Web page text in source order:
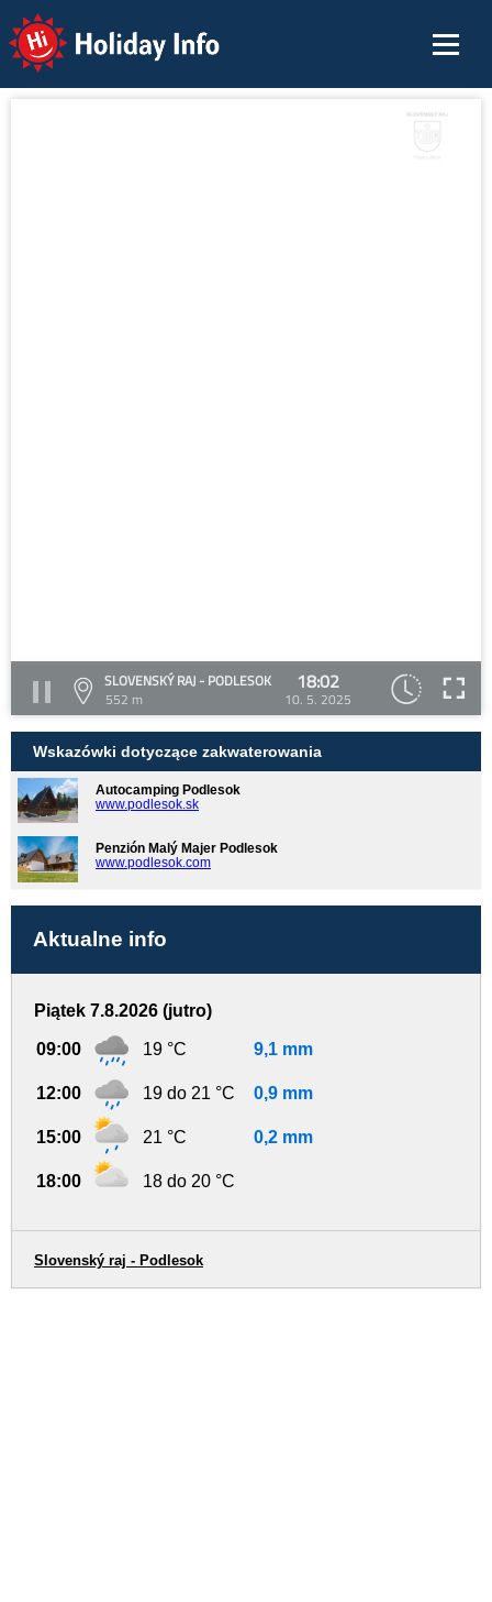
Holiday Info
SLOVENSKÝ RAJ - PODLESOK
552 m
18:02
10. 5. 2025
Wskazówki dotyczące zakwaterowania
Autocamping Podlesok
www.podlesok.sk
Penzión Malý Majer Podlesok
www.podlesok.com
Aktualne info
Piątek 7.8.2026 (jutro)
09:00 19 °C 9,1 mm
12:00 19 do 21 °C 0,9 mm
15:00 21 °C 0,2 mm
18:00 18 do 20 °C
Slovenský raj - Podlesok